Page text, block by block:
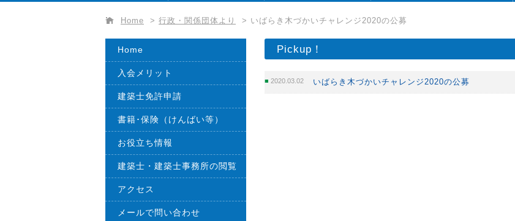
Home > 行政・関係団体より > いばらき木づかいチャレンジ2020の公募
Pickup！
2020.03.02 いばらき木づかいチャレンジ2020の公募
Home
入会メリット
建築士免許申請
書籍･保険（けんばい等）
お役立ち情報
建築士・建築士事務所の閲覧
アクセス
メールで問い合わせ